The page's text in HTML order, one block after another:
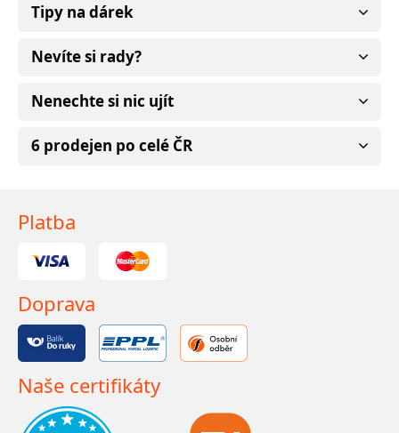
Tipy na dárek
Nevíte si rady?
Nenechte si nic ujít
6 prodejen po celé ČR
Platba
Doprava
Naše certifikáty